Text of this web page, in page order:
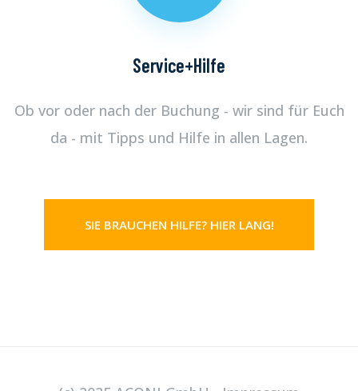
Service+Hilfe
Ob vor oder nach der Buchung - wir sind für Euch
da - mit Tipps und Hilfe in allen Lagen.
SIE BRAUCHEN HILFE? HIER LANG!